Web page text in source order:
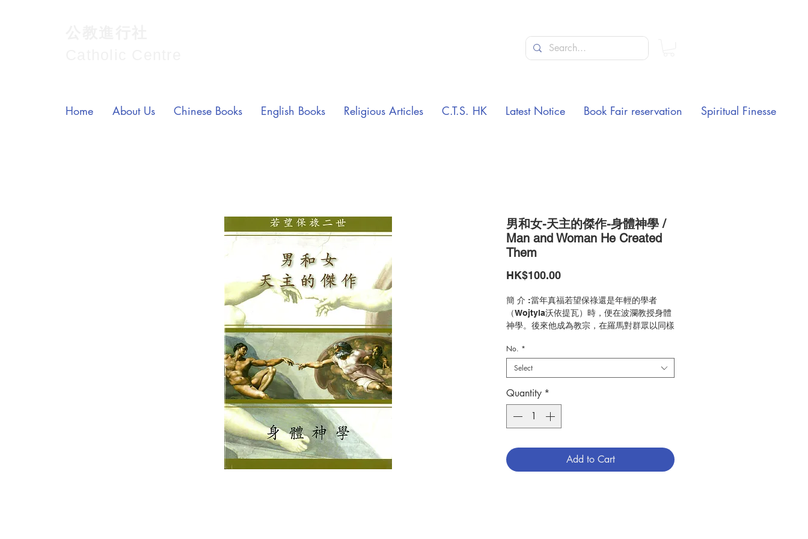
男和女-天主的傑作-身體神學 /
Man and Woman He Created
Them
HK$100.00Price
簡 介 :當年真福若望保祿還是年輕的學者
（Wojtyla沃依提瓦）時，便在波瀾教授身體
神學。後來他成為教宗，在羅馬對群眾以同樣
《身體神學》。此書漸受歡迎，不但成為他一
生的代表作，也是他對教會傳統道理最突出的
貢獻。市面雖有一些簡介《身體神學》的書，
但本書卻將講道詞譯成中文，讓讀者得以原汁
原味地細嚼。身體神學就像一部交響曲，其主
旋律是：「三位一體的天主照自己的肖像造了
人，一男一女，男女的身體是愛的聖事，是彼
合象徵且完成天主的計劃 ─ 愛和生命的計
劃。」本書作者在聖十字若望的引導下，提出
No. *
Select
Quantity *
Add to Cart
Home About Us Chinese Books English Books Religious Articles C.T.S. HK Latest Notice Book Fair reservation Spiritual Finesse